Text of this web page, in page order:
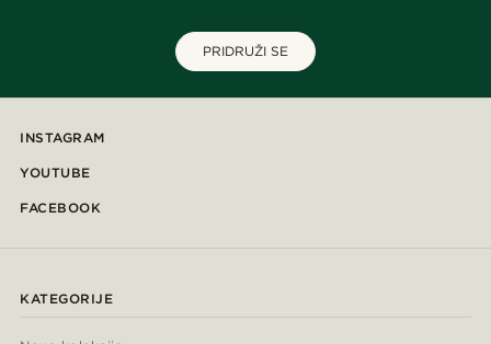
PRIDRUŽI SE
INSTAGRAM
YOUTUBE
FACEBOOK
KATEGORIJE